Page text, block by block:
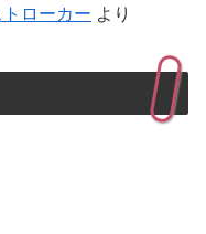
ローカー より